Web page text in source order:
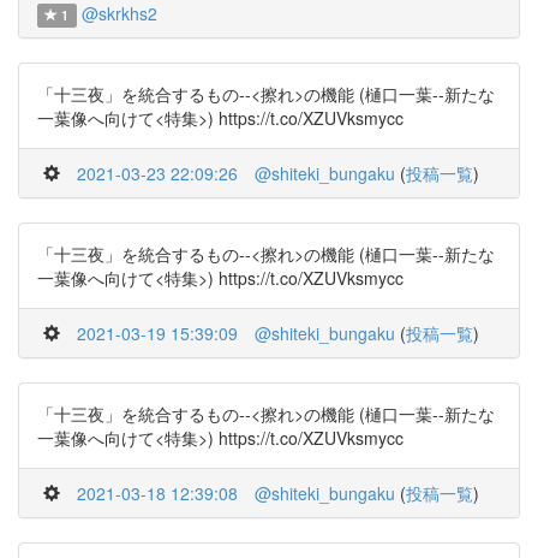
1 @skrkhs2
「十三夜」を統合するもの--<擦れ>の機能 (樋口一葉--新たな
一葉像へ向けて<特集>) https://t.co/XZUVksmycc
2021-03-23 22:09:26 @shiteki_bungaku (投稿一覧)
「十三夜」を統合するもの--<擦れ>の機能 (樋口一葉--新たな
一葉像へ向けて<特集>) https://t.co/XZUVksmycc
2021-03-19 15:39:09 @shiteki_bungaku (投稿一覧)
「十三夜」を統合するもの--<擦れ>の機能 (樋口一葉--新たな
一葉像へ向けて<特集>) https://t.co/XZUVksmycc
2021-03-18 12:39:08 @shiteki_bungaku (投稿一覧)